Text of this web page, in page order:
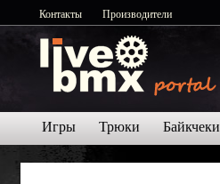
Контакты Производители
Игры Трюки Байкчеки